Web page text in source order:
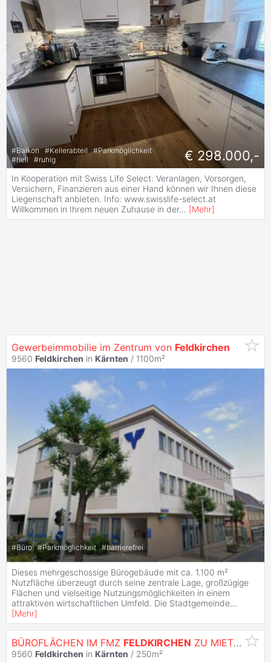
#Balkon #Kellerabteil #Parkmöglichkeit
#hell #ruhig € 298.000,-
In Kooperation mit Swiss Life Select: Veranlagen, Vorsorgen,
Versichern, Finanzieren aus einer Hand können wir Ihnen diese
Liegenschaft anbieten. Info: www.swisslife-select.at
Willkommen in Ihrem neuen Zuhause in der... [Mehr]
Gewerbeimmobilie im Zentrum von Feldkirchen
9560 Feldkirchen in Kärnten / 1100m²
#Büro #Parkmöglichkeit #barrierefrei
Dieses mehrgeschossige Bürogebäude mit ca. 1.100 m²
Nutzfläche überzeugt durch seine zentrale Lage, großzügige
Flächen und vielseitige Nutzungsmöglichkeiten in einem
attraktiven wirtschaftlichen Umfeld. Die Stadtgemeinde...
[Mehr]
BÜROFLÄCHEN IM FMZ FELDKIRCHEN ZU MIETEN
9560 Feldkirchen in Kärnten / 250m²